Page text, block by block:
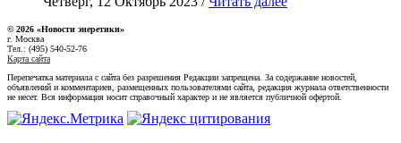
© 2026 «Новости энеретики»
г. Москва
Тел.: (495) 540-52-76
Карта сайта
Перепечатка материала с сайта без разрешения Редакции запрещена. За содержание новостей,
объявлений и комментариев, размещенных пользователями сайта, редакция журнала ответственности
не несет. Вся информация носит справочный характер и не является публичной офертой.